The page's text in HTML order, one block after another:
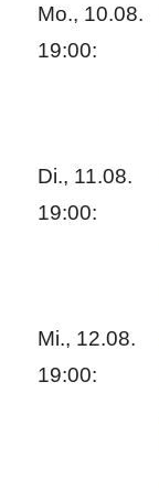
Mo., 10.08.
19:00:
Di., 11.08.
19:00:
Mi., 12.08.
19:00: